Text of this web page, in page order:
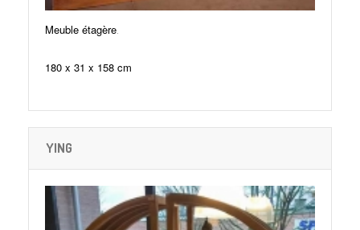
Meuble étagère
180 x 31 x 158 cm
YING